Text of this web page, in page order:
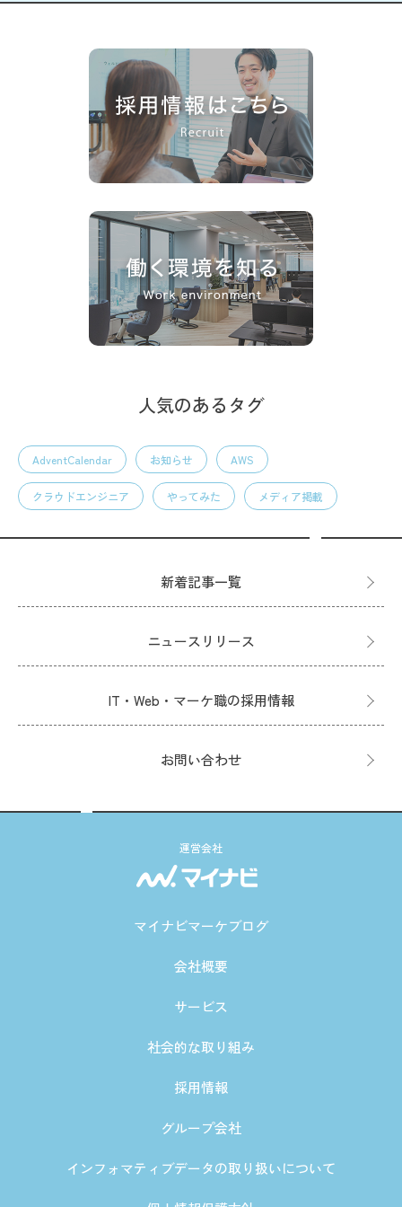
人気のあるタグ
AdventCalendar お知らせ AWS
クラウドエンジニア やってみた メディア掲載
新着記事一覧
ニュースリリース
IT・Web・マーケ職の採用情報
お問い合わせ
運営会社
マイナビマーケブログ
会社概要
サービス
社会的な取り組み
採用情報
グループ会社
インフォマティブデータの取り扱いについて